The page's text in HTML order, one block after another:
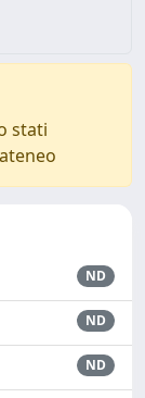
stati
ND
ND
ND